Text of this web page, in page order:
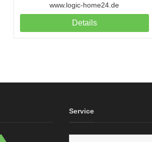
www.logic-home24.de
Details
Service